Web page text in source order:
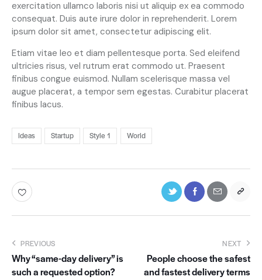
exercitation ullamco laboris nisi ut aliquip ex ea commodo
consequat. Duis aute irure dolor in reprehenderit. Lorem
ipsum dolor sit amet, consectetur adipiscing elit.
Etiam vitae leo et diam pellentesque porta. Sed eleifend
ultricies risus, vel rutrum erat commodo ut. Praesent
finibus congue euismod. Nullam scelerisque massa vel
augue placerat, a tempor sem egestas. Curabitur placerat
finibus lacus.
Ideas Startup Style 1 World
PREVIOUS
Why “same-day delivery” is
such a requested option?
NEXT
People choose the safest
and fastest delivery terms